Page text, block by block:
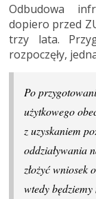
Odbudowa
dopiero przed
trzy lata.
rozpoczęły,
Po
użytkowego
z uzyskaniem
oddziaływania
złożyć
wtedy